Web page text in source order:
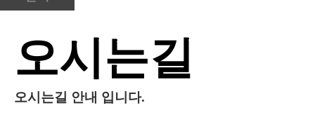
오시는길
오시는길 안내 입니다.